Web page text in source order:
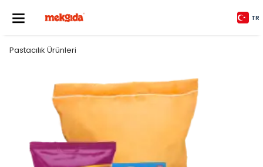
TR
Pastacılık Ürünleri